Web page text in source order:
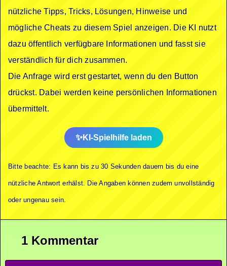
nützliche Tipps, Tricks, Lösungen, Hinweise und
mögliche Cheats zu diesem Spiel anzeigen. Die KI nutzt
dazu öffentlich verfügbare Informationen und fasst sie
verständlich für dich zusammen.
Die Anfrage wird erst gestartet, wenn du den Button
drückst. Dabei werden keine persönlichen Informationen
übermittelt.
KI-Spielhilfe laden
Bitte beachte: Es kann bis zu 30 Sekunden dauern bis du eine
nützliche Antwort erhälst. Die Angaben können zudem unvollständig
oder ungenau sein.
1 Kommentar